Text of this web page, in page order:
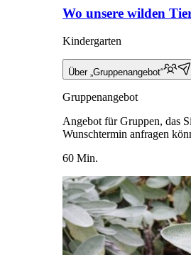
Wo unsere wilden
Kindergarten
Über „Gruppenangebot“
Gruppenangebot
Angebot für Gruppen, das
Wunschtermin anfragen
60 Min.